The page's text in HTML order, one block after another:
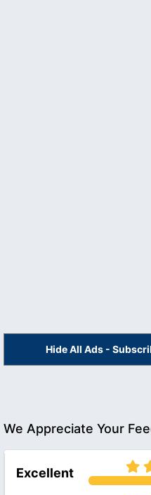
Hide All Ads -
We Appreciate Your
Excellent